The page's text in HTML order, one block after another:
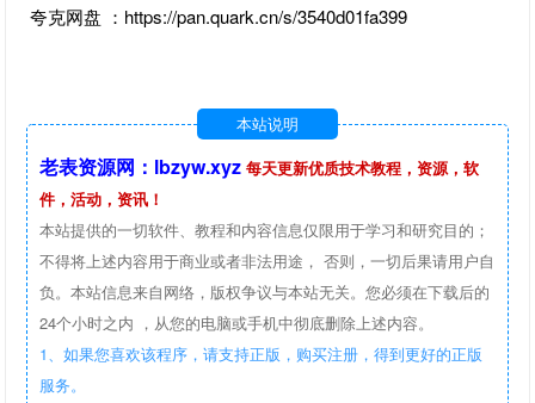
夸克网盘 ：https://pan.quark.cn/s/3540d01fa399
本站说明
老表资源网：lbzyw.xyz 每天更新优质技术教程，资源，软
件，活动，资讯！
本站提供的一切软件、教程和内容信息仅限用于学习和研究目的；
不得将上述内容用于商业或者非法用途， 否则，一切后果请用户自
负。本站信息来自网络，版权争议与本站无关。您必须在下载后的
24个小时之内 ，从您的电脑或手机中彻底删除上述内容。
1、如果您喜欢该程序，请支持正版，购买注册，得到更好的正版
服务。